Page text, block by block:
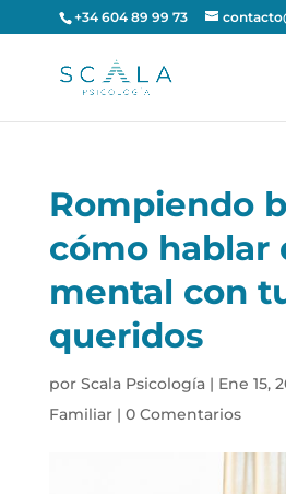
+34 604 89 99 73
Rompiendo
cómo hablar
mental con
queridos
por Scala Psicología| Ene 15,
Familiar| 0 Comentarios